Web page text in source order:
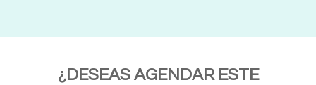
¿DESEAS AGENDAR ESTE